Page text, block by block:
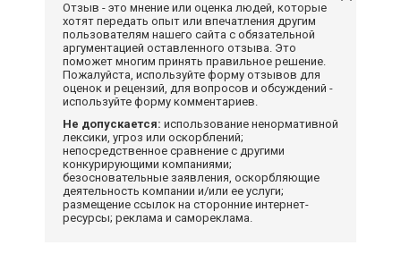
Отзыв - это мнение или оценка людей, которые
хотят передать опыт или впечатления другим
пользователям нашего сайта с обязательной
аргументацией оставленного отзыва. Это
поможет многим принять правильное решение.
Пожалуйста, используйте форму отзывов для
оценок и рецензий, для вопросов и обсуждений -
используйте форму комментариев.
Не допускается: использование ненормативной
лексики, угроз или оскорблений;
непосредственное сравнение с другими
конкурирующими компаниями;
безосновательные заявления, оскорбляющие
деятельность компании и/или ее услуги;
размещение ссылок на сторонние интернет-
ресурсы; реклама и самореклама.